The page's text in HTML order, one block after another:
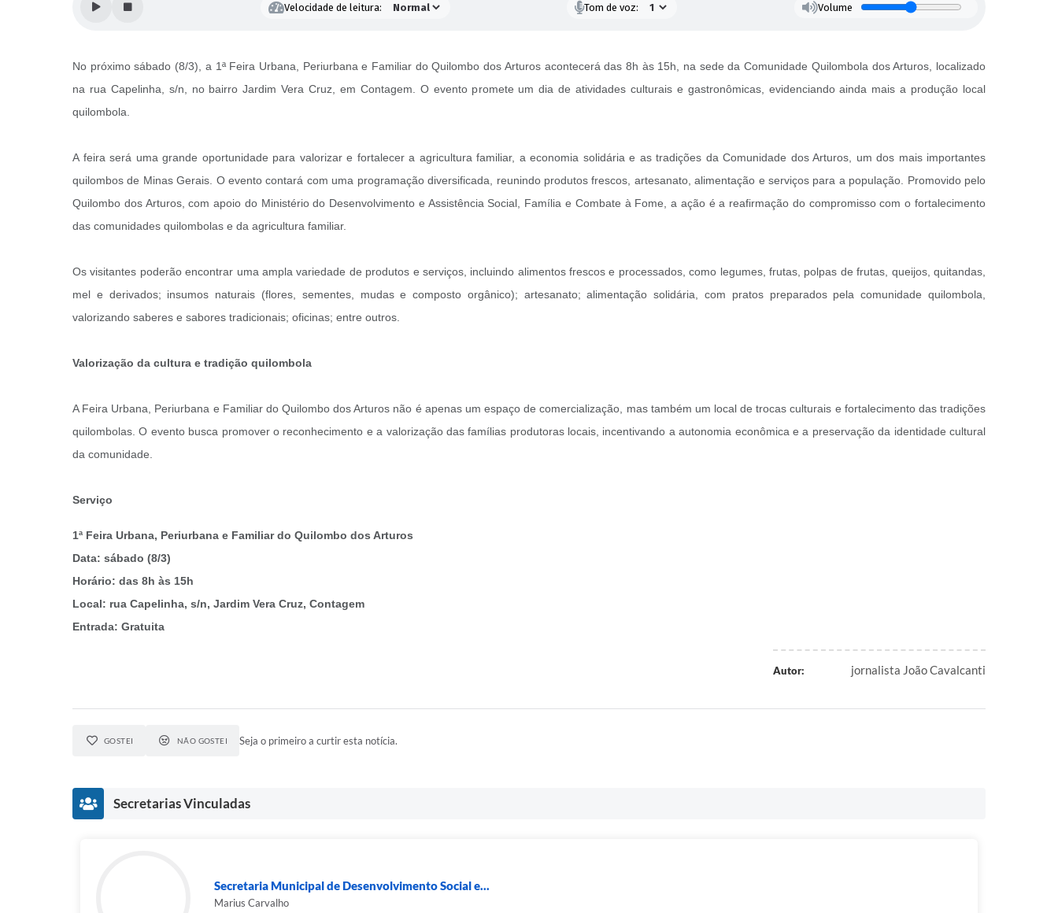
Velocidade de leitura: Tom de voz: Volume
No próximo sábado (8/3), a 1ª Feira Urbana, Periurbana e Familiar do Quilombo dos Arturos acontecerá das 8h às 15h, na sede da Comunidade Quilombola dos Arturos, localizado
na rua Capelinha, s/n, no bairro Jardim Vera Cruz, em Contagem. O evento promete um dia de atividades culturais e gastronômicas, evidenciando ainda mais a produção local
quilombola.
A feira será uma grande oportunidade para valorizar e fortalecer a agricultura familiar, a economia solidária e as tradições da Comunidade dos Arturos, um dos mais importantes
quilombos de Minas Gerais. O evento contará com uma programação diversificada, reunindo produtos frescos, artesanato, alimentação e serviços para a população. Promovido pelo
Quilombo dos Arturos, com apoio do Ministério do Desenvolvimento e Assistência Social, Família e Combate à Fome, a ação é a reafirmação do compromisso com o fortalecimento
das comunidades quilombolas e da agricultura familiar.
Os visitantes poderão encontrar uma ampla variedade de produtos e serviços, incluindo alimentos frescos e processados, como legumes, frutas, polpas de frutas, queijos, quitandas,
mel e derivados; insumos naturais (flores, sementes, mudas e composto orgânico); artesanato; alimentação solidária, com pratos preparados pela comunidade quilombola,
valorizando saberes e sabores tradicionais; oficinas; entre outros.
Valorização da cultura e tradição quilombola
A Feira Urbana, Periurbana e Familiar do Quilombo dos Arturos não é apenas um espaço de comercialização, mas também um local de trocas culturais e fortalecimento das tradições
quilombolas. O evento busca promover o reconhecimento e a valorização das famílias produtoras locais, incentivando a autonomia econômica e a preservação da identidade cultural
da comunidade.
Serviço
1ª Feira Urbana, Periurbana e Familiar do Quilombo dos Arturos
Data: sábado (8/3)
Horário: das 8h às 15h
Local: rua Capelinha, s/n, Jardim Vera Cruz, Contagem
Entrada: Gratuita
Autor: jornalista João Cavalcanti
GOSTEI NÃO GOSTEI Seja o primeiro a curtir esta notícia.
Secretarias Vinculadas
Secretaria Municipal de Desenvolvimento Social e...
Marius Carvalho